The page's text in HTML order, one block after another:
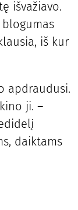
išvažiavo.
iš kur
apdraudusi.
ji. –
daiktams